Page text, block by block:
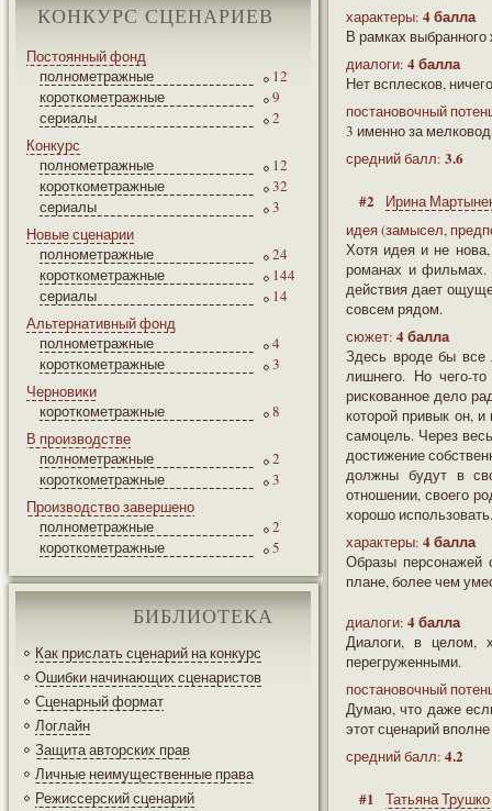
КОНКУРС СЦЕНАРИЕВ
Постоянный фонд
полнометражные
12
короткометражные
9
сериалы
2
Конкурс
полнометражные
12
короткометражные
32
сериалы
3
Новые сценарии
полнометражные
24
короткометражные
144
сериалы
14
Альтернативный фонд
полнометражные
4
короткометражные
3
Черновики
короткометражные
8
В производстве
полнометражные
2
короткометражные
3
Производство завершено
полнометражные
2
короткометражные
5
БИБЛИОТЕКА
Как прислать сценарий на конкурс
Ошибки начинающих сценаристов
Сценарный формат
Логлайн
Защита авторских прав
Личные неимущественные права
Режиссерский сценарий
характеры: 4 балла
В рамках
диалоги: 4 балла
Нет всплесков,
постановочный
3 именно за
средний балл: 3.6
#2
Ирина
идея (замысел,
Хотя идея и не
романах и фильмах.
действия дает
совсем рядом.
сюжет: 4 балла
Здесь вроде бы все
лишнего. Но чего-
рискованное дело
которой привык он,
самоцель. Через
достижение
должны будут в
отношении, своего
хорошо использовать.
характеры: 4 балла
Образы персонажей
плане, более чем
диалоги: 4 балла
Диалоги, в целом,
перегруженными.
постановочный
Думаю, что даже
этот сценарий
средний балл: 4.2
#1
Татьяна Трушко